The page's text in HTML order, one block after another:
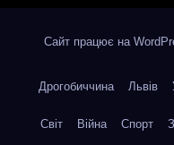
Сайт працює на
Дрогобиччина Львів
Світ Війна Спорт